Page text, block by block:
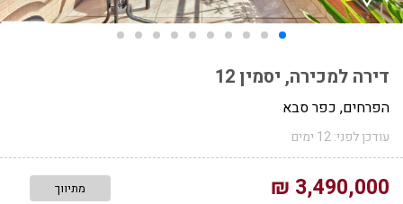
דירה למכירה, יסמין 12
הפרחים, כפר סבא
עודכן לפני: 12 ימים
3,490,000 ₪ מתיווך